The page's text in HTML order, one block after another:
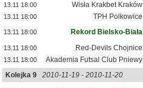
13.11 18:00 Wisła Krakbet Kraków
13.11 18:00 TPH Polkowice
13.11 18:00 Rekord Bielsko-Biała
13.11 18:00 Red-Devils Chojnice
13.11 18:00
Akademia Futsal Club Pniewy
Kolejka 9
2010-11-19 - 2010-11-20